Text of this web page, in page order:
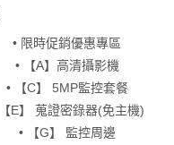
• 限時促銷優惠專區
• 【A】高清攝影機
• 【C】 5MP監控套餐
E】 蒐證密錄器(免主機)
• 【G】 監控周邊